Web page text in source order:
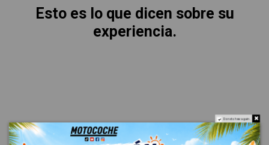
Esto es lo que dicen sobre su
experiencia.
Do not show again.